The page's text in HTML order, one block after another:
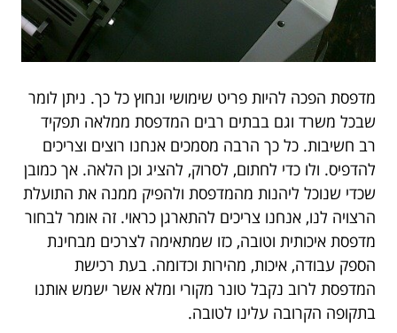
מדפסת הפכה להיות פריט שימושי ונחוץ כל כך. ניתן לומר
שבכל משרד וגם בבתים רבים המדפסת ממלאה תפקיד
רב חשיבות. כל כך הרבה מסמכים אנחנו רוצים וצריכים
להדפיס. ולו כדי לחתום, לסרוק, להציג וכן הלאה. אך כמובן
שכדי שנוכל ליהנות מהמדפסת ולהפיק ממנה את התועלת
הרצויה לנו, אנחנו צריכים להתארגן כראוי. זה אומר לבחור
מדפסת איכותית וטובה, כזו שמתאימה לצרכים מבחינת
הספק עבודה, איכות, מהירות וכדומה. בעת רכישת
המדפסת לרוב נקבל טונר מקורי ומלא אשר ישמש אותנו
בתקופה הקרובה עלינו לטובה.